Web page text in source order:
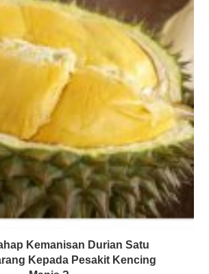
Kemanisan Durian Satu
Kepada Pesakit Kencing